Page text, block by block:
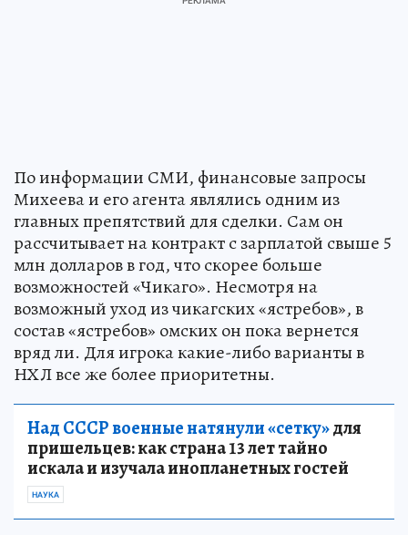
По информации СМИ, финансовые запросы
Михеева и его агента являлись одним из
главных препятствий для сделки. Сам он
рассчитывает на контракт с зарплатой свыше 5
млн долларов в год, что скорее больше
возможностей «Чикаго». Несмотря на
возможный уход из чикагских «ястребов», в
состав «ястребов» омских он пока вернется
вряд ли. Для игрока какие-либо варианты в
НХЛ все же более приоритетны.
Над СССР военные натянули «сетку»для
пришельцев: как страна 13 лет тайно
искала и изучала инопланетных гостей
НАУКА